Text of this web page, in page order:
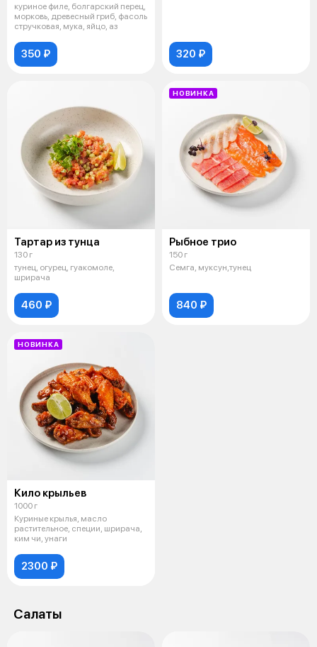
куриное филе, болгарский перец,
морковь, древесный гриб, фасоль
стручковая, мука, яйцо, аз
350 ₽ 320 ₽
Тартар из тунца
130 г
тунец, огурец, гуакомоле,
шрирача
460 ₽
НОВИНКА
Рыбное трио
150 г
Семга, муксун,тунец
840 ₽
НОВИНКА
Кило крыльев
1000 г
Куриные крылья, масло
растительное, специи, шрирача,
ким чи, унаги
2300 ₽
Салаты